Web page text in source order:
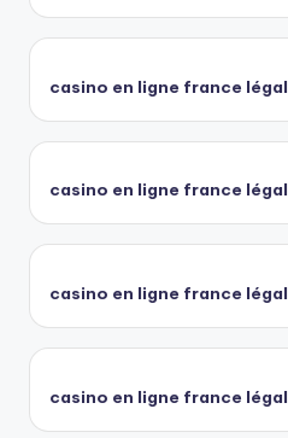
casino en ligne france légal
casino en ligne france légal
casino en ligne france légal
casino en ligne france légal